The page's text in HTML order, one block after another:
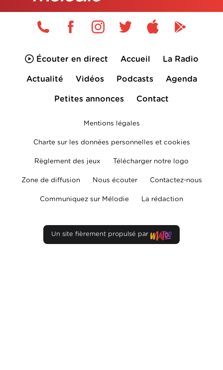
Écouter en direct Accueil La Radio
Actualité Vidéos Podcasts Agenda
Petites annonces Contact
Mentions légales
Charte sur les données personnelles et cookies
Règlement des jeux Télécharger notre logo
Zone de diffusion Nous écouter Contactez-nous
Communiquez sur Mélodie La rédaction
Un site fièrement propulsé par